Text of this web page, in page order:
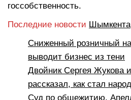
госсобственность.
Последние новости Шымкента
Сниженный розничный
выводит бизнес из тени
Двойник Сергея Жукова
рассказал, как стал
Суд по общежитию.